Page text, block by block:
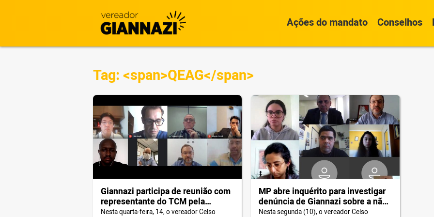
Ações do mandato Conselhos
Tag: <span>QEAG</span>
Giannazi participa de reunião com
representante do TCM pela
convocação dos aprovados em
Nesta quarta-feira, 14, o vereador Celso
MP abre inquérito para investigar
denúncia de Giannazi sobre a não
nomeação dos aprovados nos
Nesta segunda (10), o vereador Celso